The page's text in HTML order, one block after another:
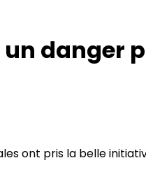
un danger
ont pris la belle